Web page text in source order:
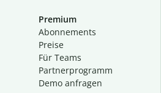
Premium
Abon­ne­ments
Preise
Für Teams
Partnerprogramm
Demo anfragen